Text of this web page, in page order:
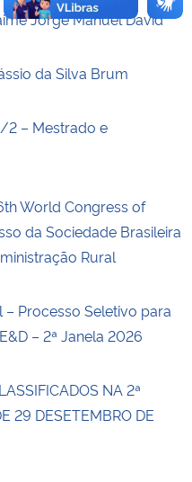
Jorge Manuel David
da Silva Brum
2 – Mestrado e
World Congress of
da Sociedade Brasileira
Rural
Processo Seletivo para
– 2ª Janela 2026
NA 2ª
29 DESETEMBRO DE